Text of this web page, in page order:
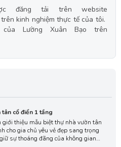
đăng tải trên website
kinh nghiệm thực tế của tôi.
Lường Xuân Bạo trên
tân cổ điển 1 tầng
giới thiệu mẫu biệt thự nhà vườn tân
cho gia chủ yêu vẻ đẹp sang trọng
sự thoáng đãng của không gian